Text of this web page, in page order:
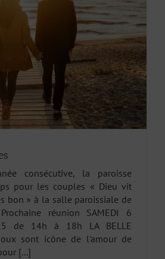
consécutive, la paroisse
pour les couples « Dieu vit
bon » à la salle paroissiale de
réunion SAMEDI 6
de 14h à 18h LA BELLE
sont icône de l'amour de
[...]